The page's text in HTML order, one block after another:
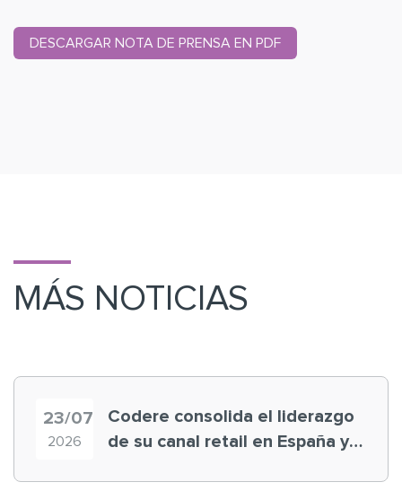
DESCARGAR NOTA DE PRENSA EN PDF
MÁS NOTICIAS
23/07
2026
Codere consolida el liderazgo
de su canal retail en España y